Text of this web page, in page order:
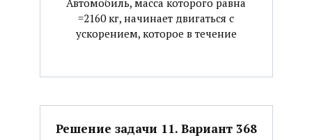
Автомобиль, масса которого равна
=2160 кг, начинает двигаться с
ускорением, которое в течение
Решение задачи 11. Вариант 368